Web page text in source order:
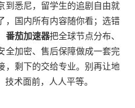
到悉尼，留学生的追剧自由就
，国内所有内容随你看；选错
番茄加速器把全球节点分布、
全加密、售后保障做成一套完
，剩下的交给专业。别再让地
术面前，人人平等。